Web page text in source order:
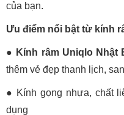
của bạn.
Ưu điểm nổi bật từ kính
● Kính râm Uniqlo Nhật
thêm vẻ đẹp thanh lịch,
● Kính gọng nhựa, chất
dụng